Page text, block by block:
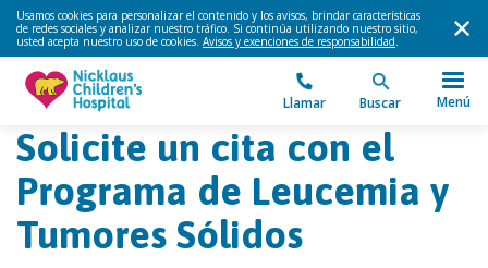
Usamos cookies para personalizar el contenido y los avisos, brindar características
de redes sociales y analizar nuestro tráfico. Si continúa utilizando nuestro sitio,
usted acepta nuestro uso de cookies. Avisos y exenciones de responsabilidad.
Llamar Buscar Menú
Solicite un cita con el
Programa de Leucemia y
Tumores Sólidos